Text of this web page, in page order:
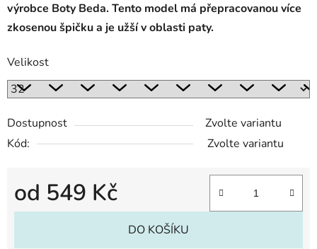
výrobce Boty Beda. Tento model má přepracovanou více
zkosenou špičku a je užší v oblasti paty.
Velikost
Dostupnost
Zvolte variantu
Kód:
Zvolte variantu
od 549 Kč
Měrná cena:
DO KOŠÍKU